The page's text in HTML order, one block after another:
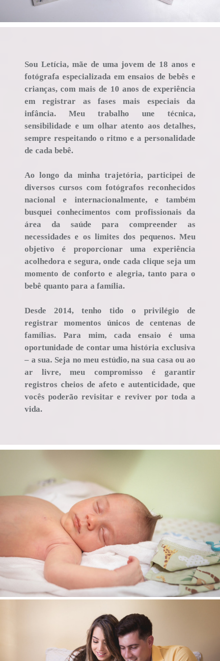
Sou Letícia, mãe de uma jovem de 18 anos e
fotógrafa especializada em ensaios de bebês e
crianças, com mais de 10 anos de experiência
em registrar as fases mais especiais da
infância. Meu trabalho une técnica,
sensibilidade e um olhar atento aos detalhes,
sempre respeitando o ritmo e a personalidade
de cada bebê.
Ao longo da minha trajetória, participei de
diversos cursos com fotógrafos reconhecidos
nacional e internacionalmente, e também
busquei conhecimentos com profissionais da
área da saúde para compreender as
necessidades e os limites dos pequenos. Meu
objetivo é proporcionar uma experiência
acolhedora e segura, onde cada clique seja um
momento de conforto e alegria, tanto para o
bebê quanto para a família.
Desde 2014, tenho tido o privilégio de
registrar momentos únicos de centenas de
famílias. Para mim, cada ensaio é uma
oportunidade de contar uma história exclusiva
– a sua. Seja no meu estúdio, na sua casa ou ao
ar livre, meu compromisso é garantir
registros cheios de afeto e autenticidade, que
vocês poderão revisitar e reviver por toda a
vida.